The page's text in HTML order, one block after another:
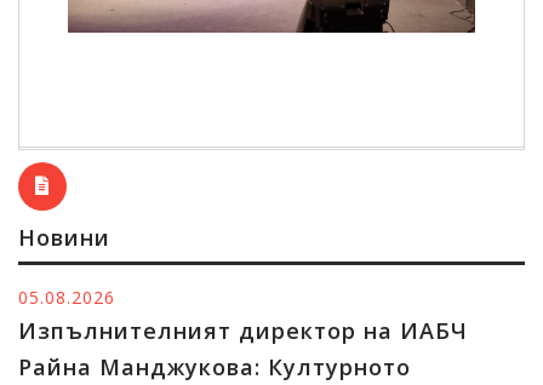
Новини
05.08.2026
Изпълнителният директор на ИАБЧ
Райна Манджукова: Културното